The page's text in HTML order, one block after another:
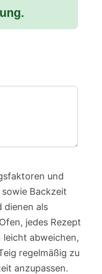
und
Backzeit
dienen als
jedes Rezept
leicht abweichen,
regelmäßig zu
anzupassen.